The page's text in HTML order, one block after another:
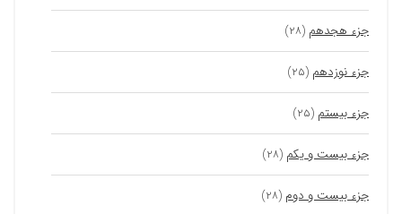
جزء هجدهم (۲۸)
جزء نوزدهم (۲۵)
جزء بیستم (۲۵)
جزء بیست و یکم (۲۸)
جزء بیست و دوم (۲۸)